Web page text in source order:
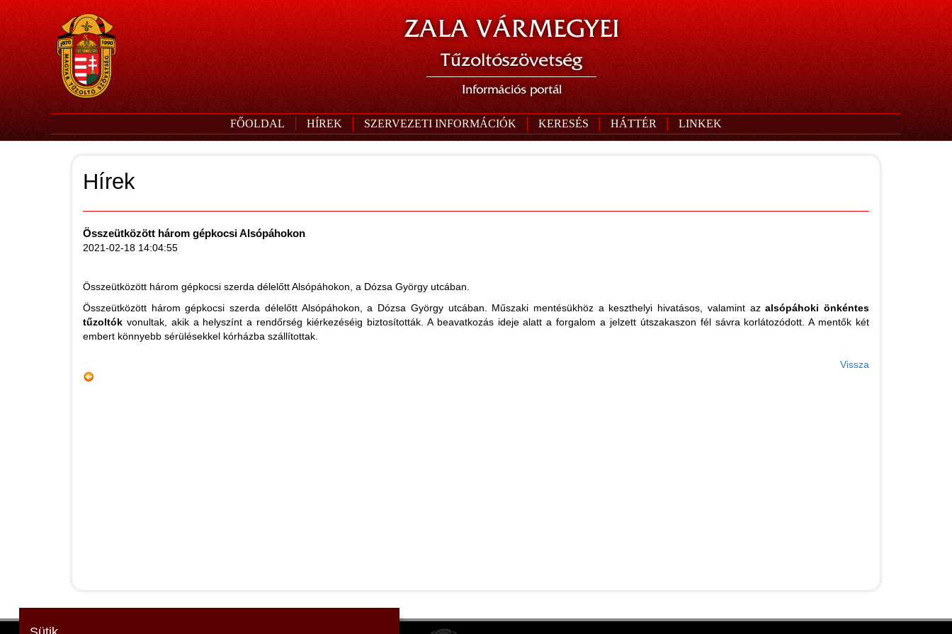
ZALA VÁRMEGYEI
Tűzoltószövetség
Információs portál
FŐOLDAL HÍREK SZERVEZETI INFORMÁCIÓK KERESÉS HÁTTÉR LINKEK
Hírek
Összeütközött három gépkocsi Alsópáhokon
2021-02-18 14:04:55
Összeütközött három gépkocsi szerda délelőtt Alsópáhokon, a Dózsa György utcában.
Összeütközött három gépkocsi szerda délelőtt Alsópáhokon, a Dózsa György utcában. Műszaki mentésükhöz a keszthelyi hivatásos, valamint azalsópáhoki önkéntes
tűzoltók vonultak, akik a helyszínt a rendőrség kiérkezéséig biztosították. A beavatkozás ideje alatt a forgalom a jelzett útszakaszon fél sávra korlátozódott. A mentők két
embert könnyebb sérülésekkel kórházba szállítottak.
Vissza